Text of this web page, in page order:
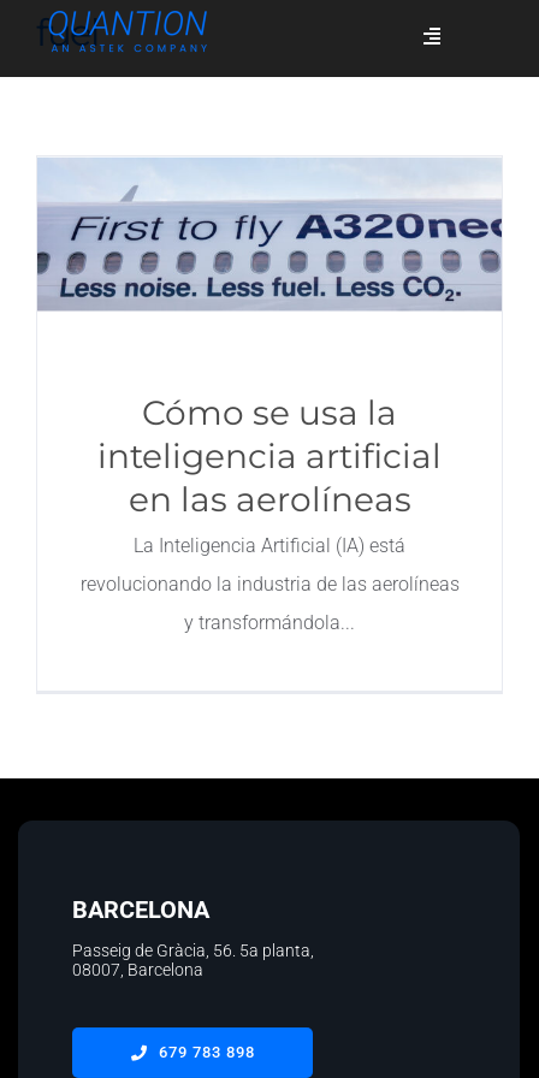
Toggle
Quiénes somos
Casos de éxito
Contacto
fuel
Cómo se usa la
inteligencia artificial
en las aerolíneas
La Inteligencia Artificial (IA) está
revolucionando la industria de las aerolíneas
y transformándola
BARCELONA
Passeig de Gràcia, 56. 5a planta
08007, Barcelona
679 783 898